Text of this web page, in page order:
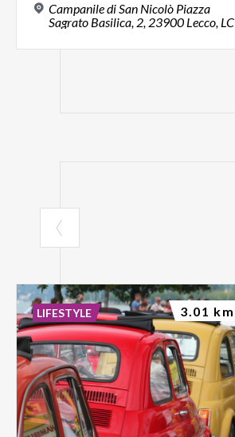
Campanile di San Nicolò Piazza
Sagrato Basilica, 2, 23900 Lecco, LC
LIFESTYLE 3.01 km